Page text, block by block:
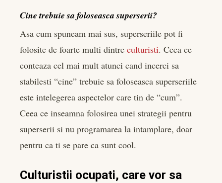
Cine trebuie sa foloseasca superserii?
Asa cum spuneam mai sus, superseriile pot fi
folosite de foarte multi dintre culturisti. Ceea ce
conteaza cel mai mult atunci cand incerci sa
stabilesti “cine” trebuie sa foloseasca superseriile
este intelegerea aspectelor care tin de “cum”.
Ceea ce inseamna folosirea unei strategii pentru
superserii si nu programarea la intamplare, doar
pentru ca ti se pare ca sunt cool.
Culturistii ocupati, care vor sa